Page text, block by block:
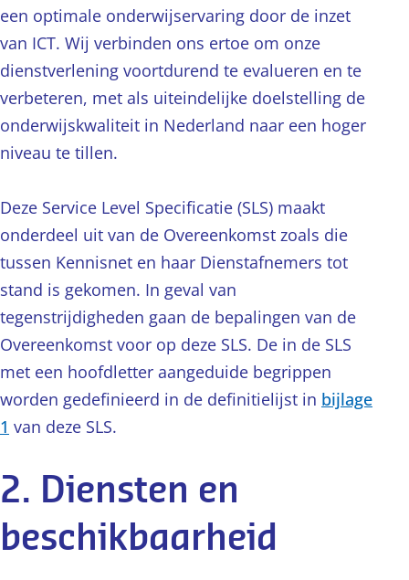
een optimale onderwijservaring door de inzet
van ICT. Wij verbinden ons ertoe om onze
dienstverlening voortdurend te evalueren en te
verbeteren, met als uiteindelijke doelstelling de
onderwijskwaliteit in Nederland naar een hoger
niveau te tillen.
Deze Service Level Specificatie (SLS) maakt
onderdeel uit van de Overeenkomst zoals die
tussen Kennisnet en haar Dienstafnemers tot
stand is gekomen. In geval van
tegenstrijdigheden gaan de bepalingen van de
Overeenkomst voor op deze SLS. De in de SLS
met een hoofdletter aangeduide begrippen
worden gedefinieerd in de definitielijst in bijlage
1 van deze SLS.
2. Diensten en
beschikbaarheid